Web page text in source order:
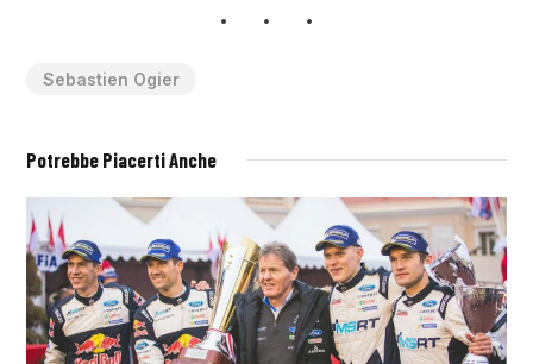
Sebastien Ogier
Potrebbe Piacerti Anche